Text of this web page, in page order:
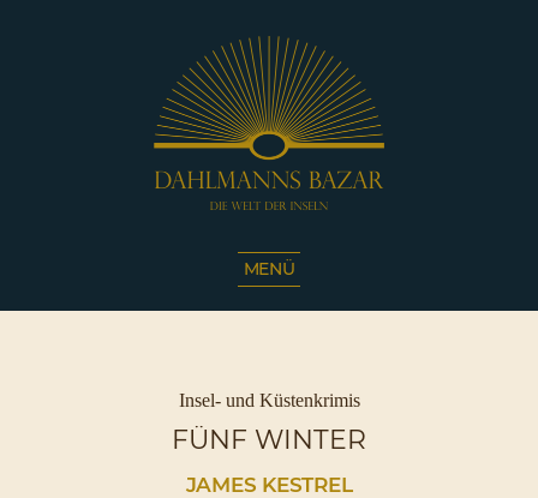
Die
Inseln
Café
Sassnitz
MENÜ
Kategorien
Insel- und Küstenkrimis
FÜNF WINTER
JAMES KESTREL